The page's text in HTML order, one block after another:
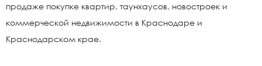
продаже покупке квартир, таунхаусов, новостроек и
коммерческой недвижимости в Краснодаре и
Краснодарском крае.